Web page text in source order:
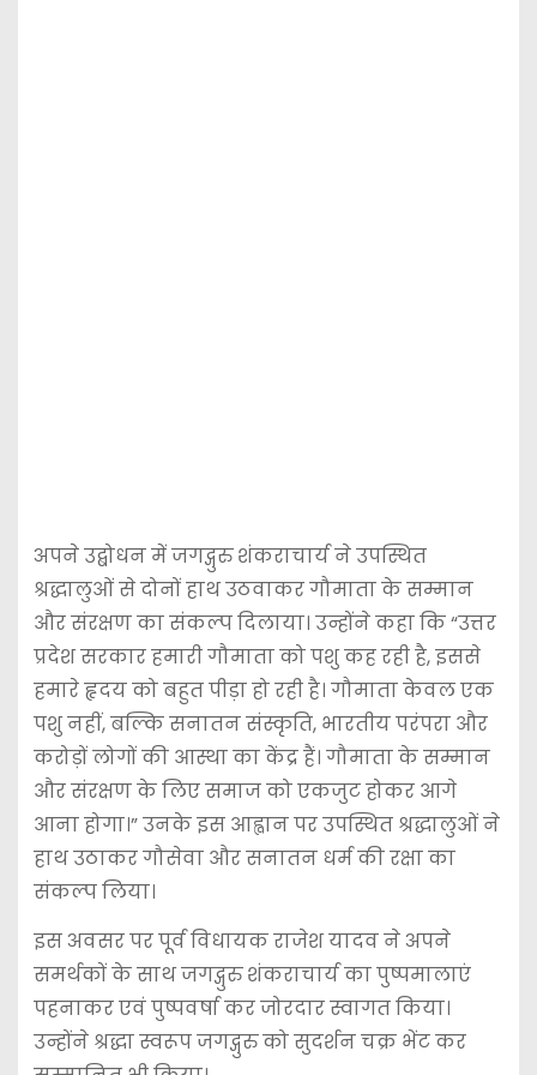
अपने उद्बोधन में जगद्गुरु शंकराचार्य ने उपस्थित
श्रद्धालुओं से दोनों हाथ उठवाकर गौमाता के सम्मान
और संरक्षण का संकल्प दिलाया। उन्होंने कहा कि “उत्तर
प्रदेश सरकार हमारी गौमाता को पशु कह रही है, इससे
हमारे हृदय को बहुत पीड़ा हो रही है। गौमाता केवल एक
पशु नहीं, बल्कि सनातन संस्कृति, भारतीय परंपरा और
करोड़ों लोगों की आस्था का केंद्र हैं। गौमाता के सम्मान
और संरक्षण के लिए समाज को एकजुट होकर आगे
आना होगा।” उनके इस आह्वान पर उपस्थित श्रद्धालुओं ने
हाथ उठाकर गौसेवा और सनातन धर्म की रक्षा का
संकल्प लिया।
इस अवसर पर पूर्व विधायक राजेश यादव ने अपने
समर्थकों के साथ जगद्गुरु शंकराचार्य का पुष्पमालाएं
पहनाकर एवं पुष्पवर्षा कर जोरदार स्वागत किया।
उन्होंने श्रद्धा स्वरूप जगद्गुरु को सुदर्शन चक्र भेंट कर